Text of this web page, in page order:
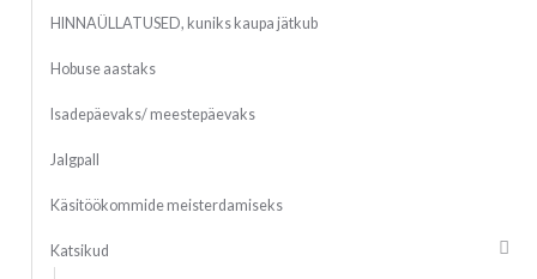
HINNAÜLLATUSED, kuniks kaupa jätkub
Hobuse aastaks
Isadepäevaks/ meestepäevaks
Jalgpall
Käsitöökommide meisterdamiseks
Katsikud